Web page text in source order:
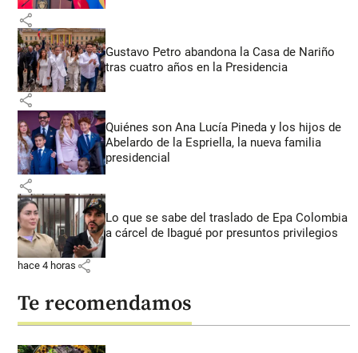
share
Gustavo Petro abandona la Casa de Nariño
tras cuatro años en la Presidencia
share
Quiénes son Ana Lucía Pineda y los hijos de
Abelardo de la Espriella, la nueva familia
presidencial
share
Lo que se sabe del traslado de Epa Colombia
a cárcel de Ibagué por presuntos privilegios
hace 4 horas share
Te recomendamos